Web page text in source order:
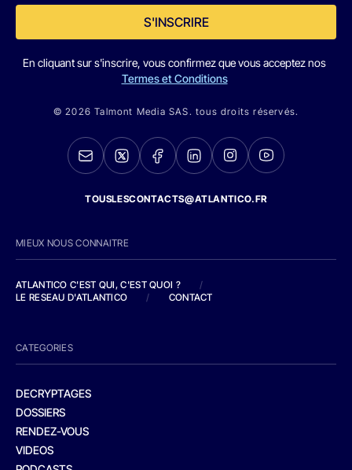
S'INSCRIRE
En cliquant sur s'inscrire, vous confirmez que vous acceptez nos
Termes et Conditions
© 2026 Talmont Media SAS. tous droits réservés.
TOUSLESCONTACTS@ATLANTICO.FR
MIEUX NOUS CONNAITRE
ATLANTICO C'EST QUI, C'EST QUOI ?
/
LE RESEAU D'ATLANTICO
/ CONTACT
CATEGORIES
DECRYPTAGES
DOSSIERS
RENDEZ-VOUS
VIDEOS